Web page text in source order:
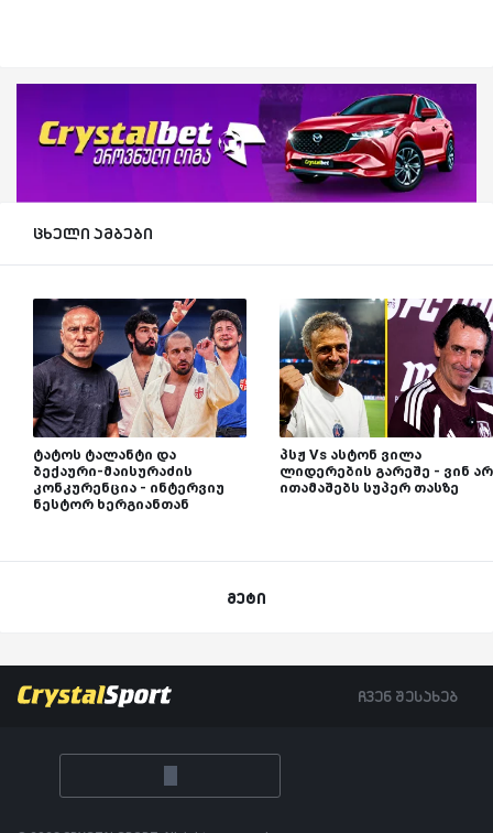
ცხელი ამბები
ტატოს ტალანტი და
ბექაური-მაისურაძის
კონკურენცია - ინტერვიუ
ნესტორ ხერგიანთან
პსჟ Vs ასტონ ვილა
ლიდერების გარეშე - ვინ არ
ითამაშებს სუპერ თასზე
მეტი
ჩვენ შესახებ